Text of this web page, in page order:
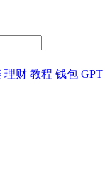
理财 教程 钱包 GPT